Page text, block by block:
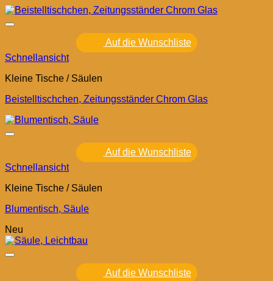
Auf die Wunschliste
Schnellansicht
Kleine Tische / Säulen
Beistelltischchen, Zeitungsständer Chrom Glas
Auf die Wunschliste
Schnellansicht
Kleine Tische / Säulen
Blumentisch, Säule
Neu
Auf die Wunschliste